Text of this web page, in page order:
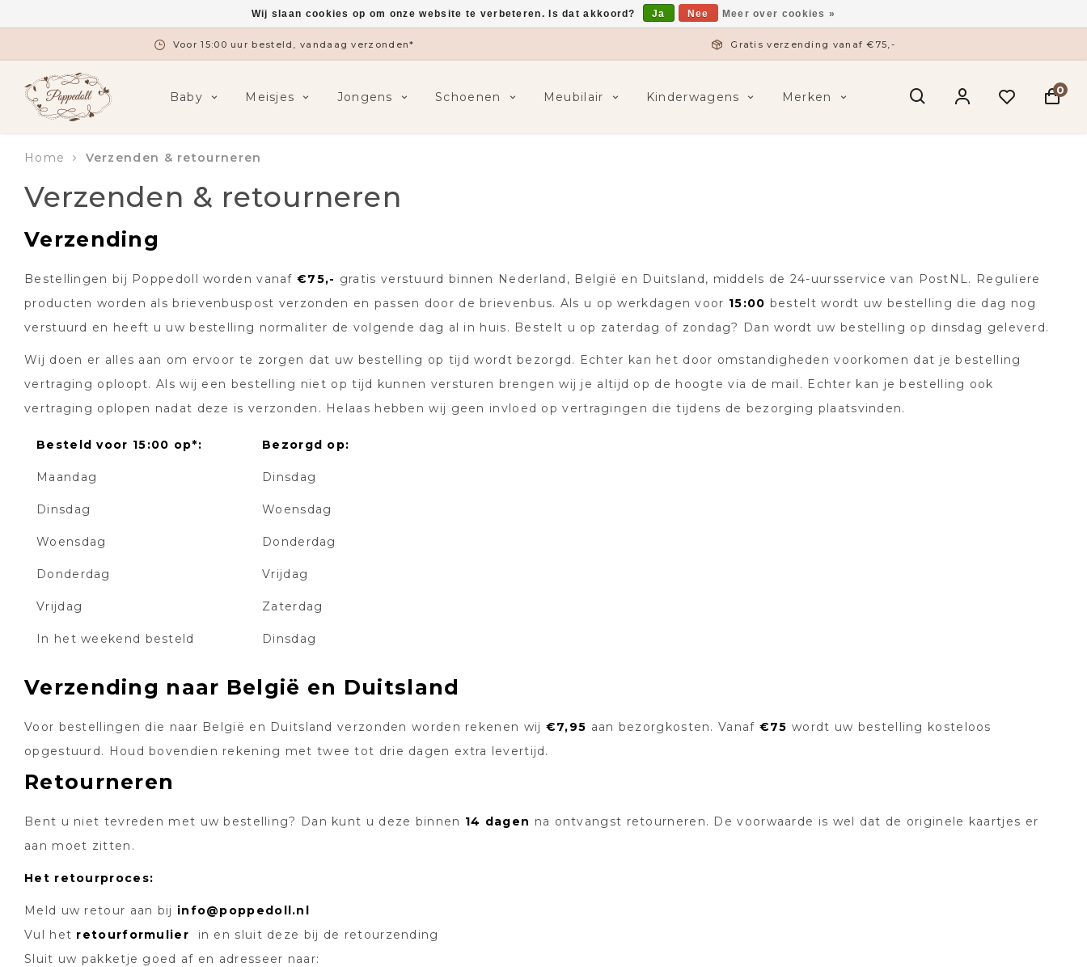
Voor 15:00 uur besteld, vandaag verzonden* Gratis verzending vanaf €75,-
Baby Meisjes Jongens Schoenen Meubilair Kinderwagens Merken 0
Home Verzenden & retourneren
Verzenden & retourneren
Verzending
Bestellingen bij Poppedoll worden vanaf €75,- gratis verstuurd binnen Nederland, België en Duitsland, middels de 24-uursservice van PostNL. Reguliere
producten worden als brievenbuspost verzonden en passen door de brievenbus. Als u op werkdagen voor 15:00 bestelt wordt uw bestelling die dag nog
verstuurd en heeft u uw bestelling normaliter de volgende dag al in huis. Bestelt u op zaterdag of zondag? Dan wordt uw bestelling op dinsdag geleverd.
Wij doen er alles aan om ervoor te zorgen dat uw bestelling op tijd wordt bezorgd. Echter kan het door omstandigheden voorkomen dat je bestelling
vertraging oploopt. Als wij een bestelling niet op tijd kunnen versturen brengen wij je altijd op de hoogte via de mail. Echter kan je bestelling ook
vertraging oplopen nadat deze is verzonden. Helaas hebben wij geen invloed op vertragingen die tijdens de bezorging plaatsvinden.
Besteld voor 15:00 op*: Bezorgd op:
Maandag Dinsdag
Dinsdag Woensdag
Woensdag Donderdag
Donderdag Vrijdag
Vrijdag Zaterdag
In het weekend besteld Dinsdag
Verzending naar België en Duitsland
Voor bestellingen die naar België en Duitsland verzonden worden rekenen wij €7,95 aan bezorgkosten. Vanaf €75 wordt uw bestelling kosteloos
opgestuurd. Houd bovendien rekening met twee tot drie dagen extra levertijd.
Retourneren
Bent u niet tevreden met uw bestelling? Dan kunt u deze binnen 14 dagen na ontvangst retourneren. De voorwaarde is wel dat de originele kaartjes er
aan moet zitten.
Het retourproces:
Meld uw retour aan bij info@poppedoll.nl
Vul het retourformulier
in en sluit deze bij de retourzending
Sluit uw pakketje goed af en adresseer naar:
Wij slaan cookies op om onze website te verbeteren. Is dat akkoord? Ja Nee Meer over cookies »